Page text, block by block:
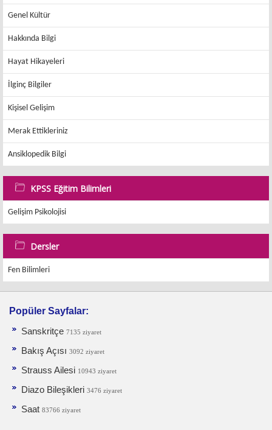
Genel Kültür
Hakkında Bilgi
Hayat Hikayeleri
İlginç Bilgiler
Kişisel Gelişim
Merak Ettikleriniz
Ansiklopedik Bilgi
KPSS Eğitim Bilimleri
Gelişim Psikolojisi
Dersler
Fen Bilimleri
Popüler Sayfalar:
Sanskritçe 7135 ziyaret
Bakış Açısı 3092 ziyaret
Strauss Ailesi 10943 ziyaret
Diazo Bileşikleri 3476 ziyaret
Saat 83766 ziyaret